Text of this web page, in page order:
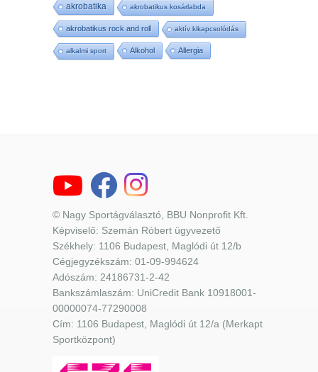
akrobatika akrobatikus kosárlabda
akrobatikus rock and roll aktív kikapcsolódás
alkalmi sport Alkohol Allergia
© Nagy Sportágválasztó, BBU Nonprofit Kft.
Képviselő: Szemán Róbert ügyvezető
Székhely: 1106 Budapest, Maglódi út 12/b
Cégjegyzékszám: 01-09-994624
Adószám: 24186731-2-42
Bankszámlaszám: UniCredit Bank 10918001-
00000074-77290008
Cím: 1106 Budapest, Maglódi út 12/a (Merkapt
Sportközpont)